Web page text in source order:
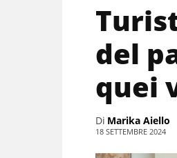
del
quei
Di Marika Aiello
18 SETTEMBRE 2024